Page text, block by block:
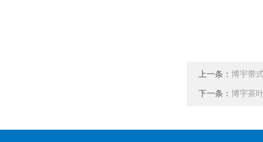
上一条： 博宇带
下一条： 博宇茶